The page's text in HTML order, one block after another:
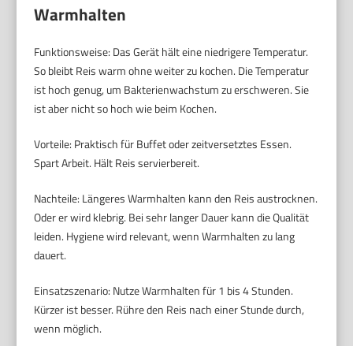
Warmhalten
Funktionsweise: Das Gerät hält eine niedrigere Temperatur.
So bleibt Reis warm ohne weiter zu kochen. Die Temperatur
ist hoch genug, um Bakterienwachstum zu erschweren. Sie
ist aber nicht so hoch wie beim Kochen.
Vorteile: Praktisch für Buffet oder zeitversetztes Essen.
Spart Arbeit. Hält Reis servierbereit.
Nachteile: Längeres Warmhalten kann den Reis austrocknen.
Oder er wird klebrig. Bei sehr langer Dauer kann die Qualität
leiden. Hygiene wird relevant, wenn Warmhalten zu lang
dauert.
Einsatzszenario: Nutze Warmhalten für 1 bis 4 Stunden.
Kürzer ist besser. Rühre den Reis nach einer Stunde durch,
wenn möglich.